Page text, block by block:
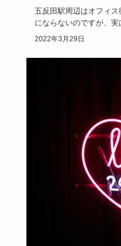
五反田駅周辺はオフィ
にならないのですが、実
定着しています…
2022年3月29日